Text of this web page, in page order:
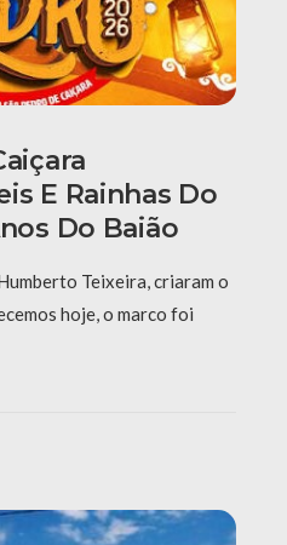
E Rainhas Do
Do Baião
Teixeira, criaram o
hoje, o marco foi